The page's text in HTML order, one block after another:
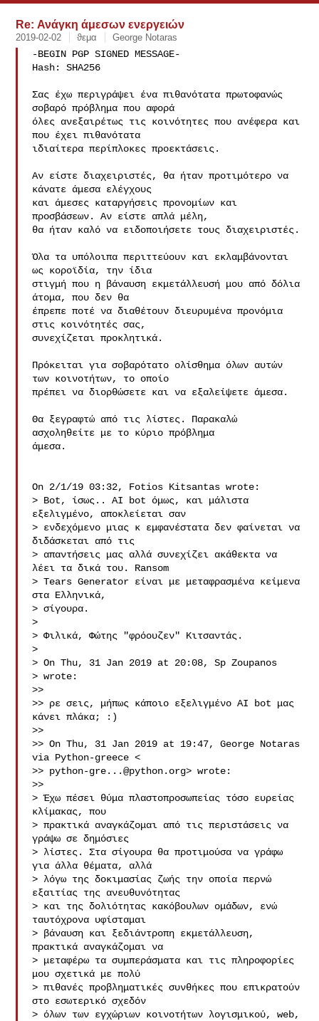
Re: Ανάγκη άμεσων ενεργειών
2019-02-02 ϑεμα George Notaras
-BEGIN PGP SIGNED MESSAGE-
Hash: SHA256
Σας έχω περιγράψει ένα πιθανότατα πρωτοφανώς
σοβαρό πρόβλημα που αφορά
όλες ανεξαιρέτως τις κοινότητες που ανέφερα και
που έχει πιθανότατα
ιδιαίτερα περίπλοκες προεκτάσεις.
Αν είστε διαχειριστές, θα ήταν προτιμότερο να
κάνατε άμεσα ελέγχους
και άμεσες καταργήσεις προνομίων και
προσβάσεων. Αν είστε απλά μέλη,
θα ήταν καλό να ειδοποιήσετε τους διαχειριστές.
Όλα τα υπόλοιπα περιττεύουν και εκλαμβάνονται
ως κοροϊδία, την ίδια
στιγμή που η βάναυση εκμετάλλευσή μου από δόλια
άτομα, που δεν θα
έπρεπε ποτέ να διαθέτουν διευρυμένα προνόμια
στις κοινότητές σας,
συνεχίζεται προκλητικά.
Πρόκειται για σοβαρότατο ολίσθημα όλων αυτών
των κοινοτήτων, το οποίο
πρέπει να διορθώσετε και να εξαλείψετε άμεσα.
Θα ξεγραφτώ από τις λίστες. Παρακαλώ
ασχοληθείτε με το κύριο πρόβλημα
άμεσα.
On 2/1/19 03:32, Fotios Kitsantas wrote:
> Bot, ίσως.. AI bot όμως, και μάλιστα
εξελιγμένο, αποκλείεται σαν
> ενδεχόμενο μιας κ εμφανέστατα δεν φαίνεται να
διδάσκεται από τις
> απαντήσεις μας αλλά συνεχίζει ακάθεκτα να
λέει τα δικά του. Ransom
> Tears Generator είναι με μεταφρασμένα κείμενα
στα Ελληνικά,
> σίγουρα.
>
> Φιλικά, Φώτης "φρόουζεν" Κιτσαντάς.
>
> On Thu, 31 Jan 2019 at 20:08, Sp Zoupanos
> wrote:
>>
>> ρε σεις, μήπως κάποιο εξελιγμένο ΑΙ bot μας
κάνει πλάκα; :)
>>
>> On Thu, 31 Jan 2019 at 19:47, George Notaras
via Python-greece <
>> python-gre...@python.org> wrote:
>>
> Έχω πέσει θύμα πλαστοπροσωπείας τόσο ευρείας
κλίμακας, που
> πρακτικά αναγκάζομαι από τις περιστάσεις να
γράψω σε δημόσιες
> λίστες. Στα σίγουρα θα προτιμούσα να γράφω
για άλλα θέματα, αλλά
> λόγω της δοκιμασίας ζωής την οποία περνώ
εξαιτίας της ανευθυνότητας
> και της δολιότητας κακόβουλων ομάδων, ενώ
ταυτόχρονα υφίσταμαι
> βάναυση και ξεδιάντροπη εκμετάλλευση,
πρακτικά αναγκάζομαι να
> μεταφέρω τα συμπεράσματα και τις πληροφορίες
μου σχετικά με πολύ
> πιθανές προβληματικές συνθήκες που επικρατούν
στο εσωτερικό σχεδόν
> όλων των εγχώριων κοινοτήτων λογισμικού, web,